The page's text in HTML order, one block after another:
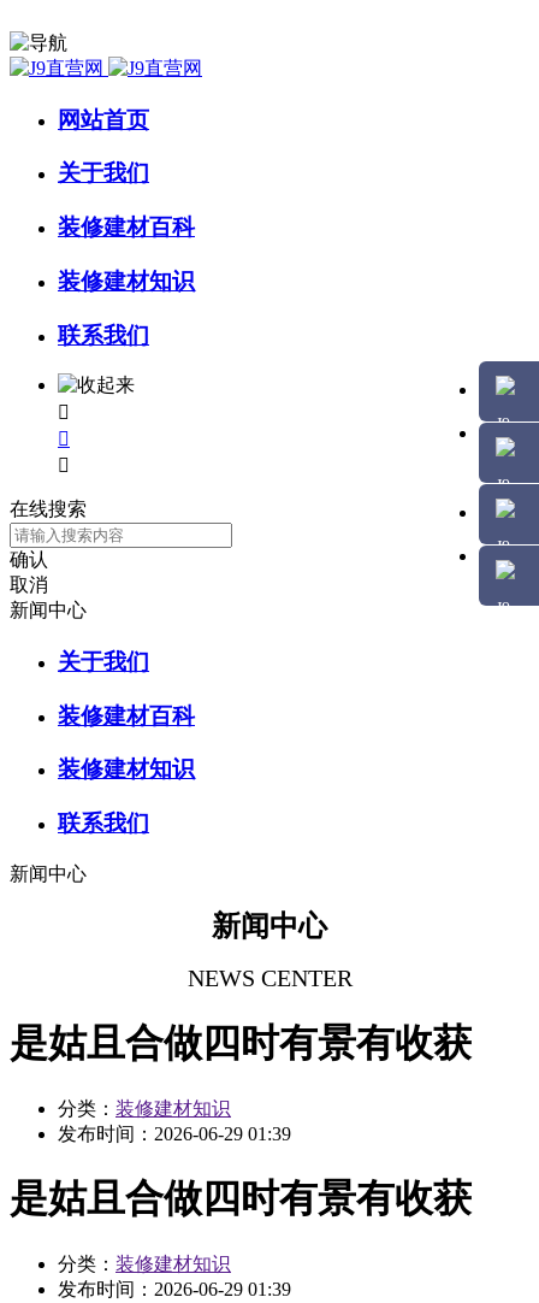
网站首页
关于我们
装修建材百科
装修建材知识
联系我们



在线搜索
确认
取消
新闻中心
关于我们
装修建材百科
装修建材知识
联系我们
新闻中心
新闻中心
NEWS CENTER
是姑且合做四时有景有收获
分类： 装修建材知识
发布时间： 2026-06-29 01:39
是姑且合做四时有景有收获
分类： 装修建材知识
发布时间： 2026-06-29 01:39